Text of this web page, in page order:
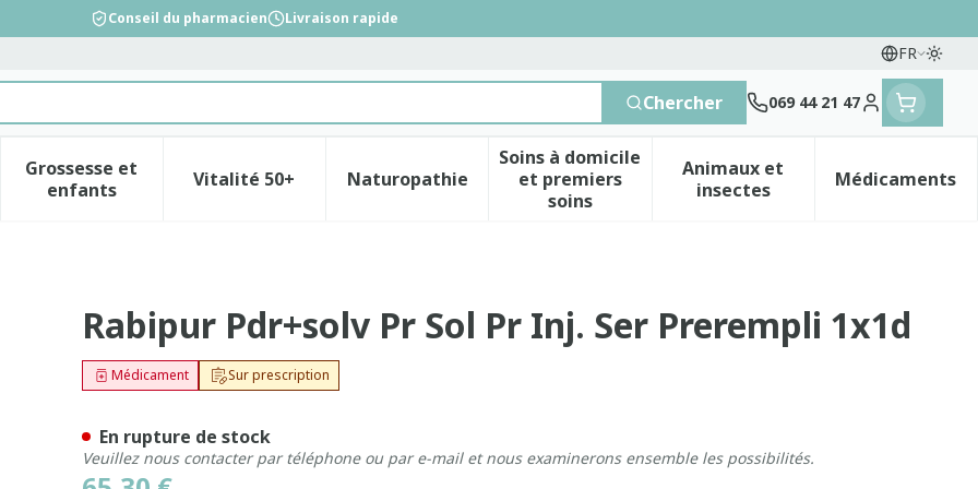
Conseil du pharmacien Livraison rapide
FR
Langues
Chercher 069 44 21 47
Menu client
catégorie Beauté, soins et hygiène
sous-menu pour la catégorie Régime, alimentation & vitamines
Grossesse et
enfants
Afficher le sous-menu pour la catégorie Grossesse et enfants
Vitalité 50+Afficher le sous-menu pour la catégorie Vitalité 50+
NaturopathieAfficher le sous-menu pour la catégorie Naturopathie
Soins à domicile
et premiers
soins
Afficher le sous-menu pour la catégorie
Animaux et
insectesAfficher le sous-menu
Médicaments
Afficher
Ser Prerempli 1x1d
Rabipur Pdr+solv Pr Sol Pr Inj. Ser Prerempli 1x1d
Sur prescription
Médicament
En rupture de stock
Veuillez nous contacter par téléphone ou par e-mail et nous examinerons ensemble les possibilités.